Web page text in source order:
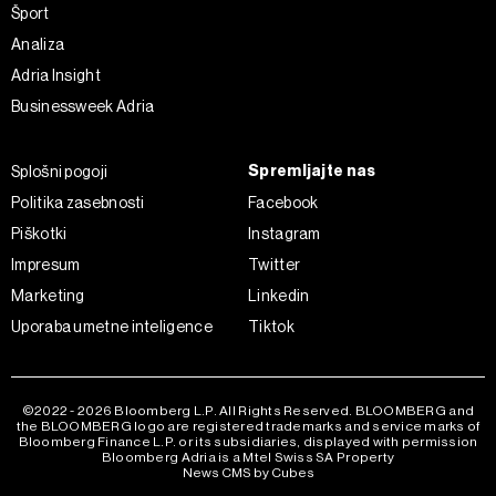
kadar koli prekličete brez kakršnih koli posledic.
Šport
Analiza
Adria Insight
Businessweek Adria
Splošni pogoji
Politika zasebnosti
Piškotki
Impresum
Marketing
Uporaba umetne inteligence
Spremljajte nas
Facebook
Instagram
Twitter
Linkedin
Tiktok
©2022 - 2026 Bloomberg L.P. All Rights Reserved. BLOOMBERG and
the BLOOMBERG logo are registered trademarks and service marks of
Bloomberg Finance L.P. or its subsidiaries, displayed with permission
Bloomberg Adria is a Mtel Swiss SA Property
News CMS by Cubes